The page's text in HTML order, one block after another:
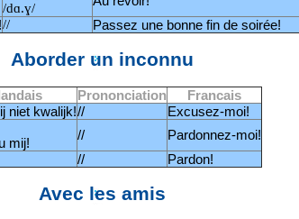
/dɑ.ɣ/
// Passez une bonne fin de soirée!
Aborder un inconnu
Prononciation
Francais
niet kwalijk!//
Excusez-moi!
mij!
//
Pardonnez-moi!
// Pardon!
Avec les amis